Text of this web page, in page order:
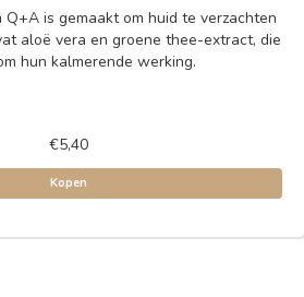
Q+A is gemaakt om huid te verzachten
aloë vera en groene thee-extract, die
hun kalmerende werking.
€5,40
Kopen